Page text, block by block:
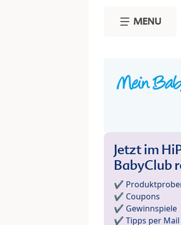
MENU
Jetzt im
BabyClub
✔️
✔️ Coupons
✔️ Gewinnspiele
✔️ Tipps per Mail